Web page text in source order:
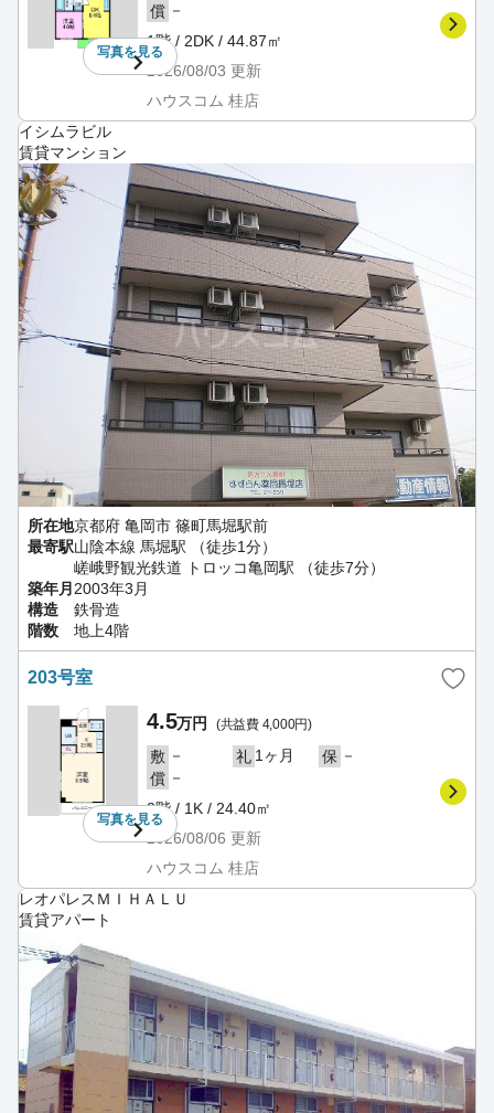
写真を見る
償 －
1階 / 2DK / 44.87㎡
2026/08/03 更新
ハウスコム 桂店
イシムラビル
賃貸マンション
所在地京都府 亀岡市 篠町馬堀駅前
最寄駅山陰本線 馬堀駅 （徒歩1分）
嵯峨野観光鉄道 トロッコ亀岡駅 （徒歩7分）
築年月 2003年3月
構造
鉄骨造
階数
地上4階
203号室
写真を見る
4.5万円 (共益費 4,000円)
敷 － 礼 1ヶ月 保 －
償 －
2階 / 1K / 24.40㎡
2026/08/06 更新
ハウスコム 桂店
レオパレスＭＩＨＡＬＵ
賃貸アパート